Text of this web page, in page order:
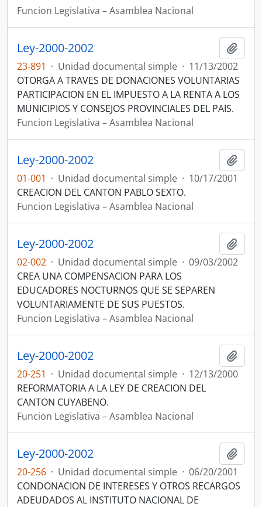
Funcion Legislativa – Asamblea Nacional
Ley-2000-2002
23-891 · Unidad documental simple · 11/13/2002
OTORGA A TRAVES DE DONACIONES VOLUNTARIAS
PARTICIPACION EN EL IMPUESTO A LA RENTA A LOS
MUNICIPIOS Y CONSEJOS PROVINCIALES DEL PAIS.
Funcion Legislativa – Asamblea Nacional
Ley-2000-2002
01-001 · Unidad documental simple · 10/17/2001
CREACION DEL CANTON PABLO SEXTO.
Funcion Legislativa – Asamblea Nacional
Ley-2000-2002
02-002 · Unidad documental simple · 09/03/2002
CREA UNA COMPENSACION PARA LOS
EDUCADORES NOCTURNOS QUE SE SEPAREN
VOLUNTARIAMENTE DE SUS PUESTOS.
Funcion Legislativa – Asamblea Nacional
Ley-2000-2002
20-251 · Unidad documental simple · 12/13/2000
REFORMATORIA A LA LEY DE CREACION DEL
CANTON CUYABENO.
Funcion Legislativa – Asamblea Nacional
Ley-2000-2002
20-256 · Unidad documental simple · 06/20/2001
CONDONACION DE INTERESES Y OTROS RECARGOS
ADEUDADOS AL INSTITUTO NACIONAL DE